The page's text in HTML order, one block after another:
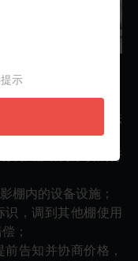
，超过24小时后无法
变影棚结构原貌的行
棚内的设备设施；
，调到其他棚使用
；
告知并协商价格，
示